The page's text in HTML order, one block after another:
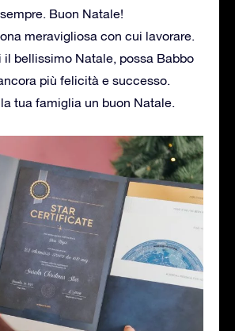
Buon Natale!
meravigliosa con cui lavorare.
il bellissimo Natale, possa Babbo
più felicità e successo.
tua famiglia un buon Natale.